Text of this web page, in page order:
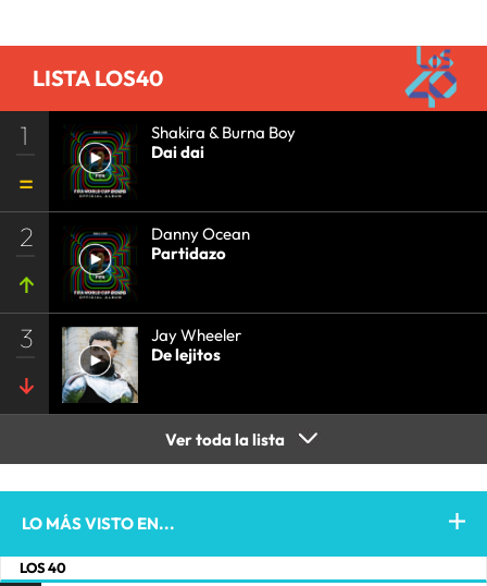
LISTA LOS40
1
Shakira & Burna Boy
Dai dai
2
Danny Ocean
Partidazo
3
Jay Wheeler
De lejitos
Ver toda la lista
LO MÁS VISTO EN...
LOS 40